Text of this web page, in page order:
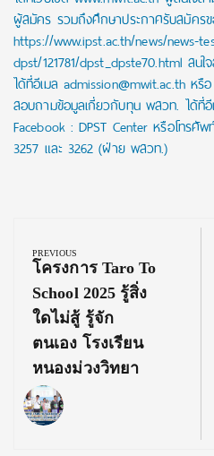
ผู้สมัคร รวมถึงศึกษาประกาศรับสมัครข
https://www.ipst.ac.th/news/news-
dpst/121781/dpst_dpste70.html สน
ได้ที่อีเมล admission@mwit.ac.th หรื
สอบถามข้อมูลเกี่ยวกับทุน พสวท. ได้ที่อี
Facebook : DPST Center หรือโทรศั
3257 และ 3262 (ฝ่าย พสวท.)
navigation
PREVIOUS
Previous
Post:
โครงการ Taro To
School 2025 รู้สิ่ง
ใดไม่สู้ รู้จัก
ตนเอง โรงเรียน
หนองม่วงวิทยา